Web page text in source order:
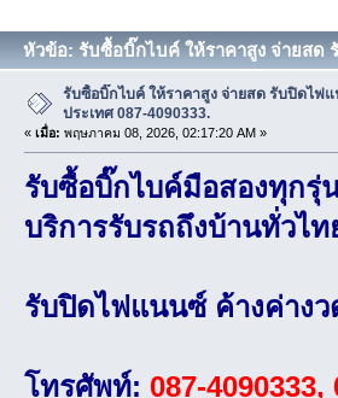
หัวข้อ: รับซื้อบิ๊กไบค์ ให้ราคาสูง จ่ายสด
รับซื้อบิ๊กไบค์ ให้ราคาสูง จ่ายสด รับปิดไฟ
ประเทศ 087-4090333.
« เมื่อ: พฤษภาคม 08, 2026, 02:17:20 AM »
รับซื้อบิ๊กไบค์มือสองทุกรุ่
บริการรับรถถึงบ้านทั่วไท
รับปิดไฟแนนซ์ ค้างค่าง
โทรศัพท์: 087-4090333,